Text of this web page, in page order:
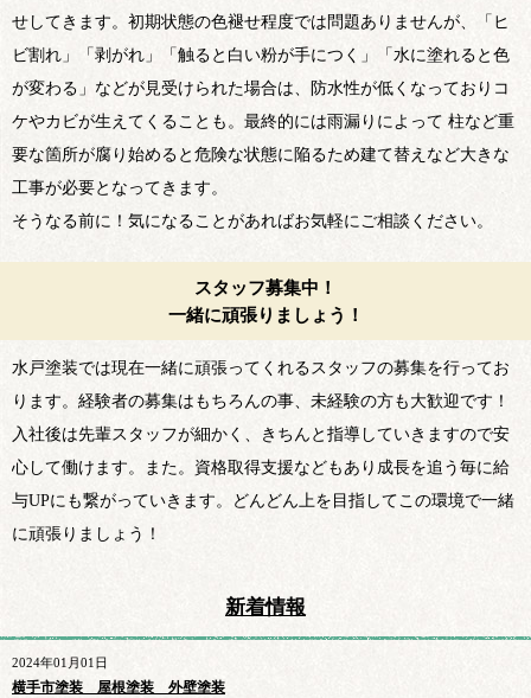
せしてきます。初期状態の色褪せ程度では問題ありませんが、「ヒ
ビ割れ」「剥がれ」「触ると白い粉が手につく」「水に塗れると色
が変わる」などが見受けられた場合は、防水性が低くなっておりコ
ケやカビが生えてくることも。最終的には雨漏りによって 柱など重
要な箇所が腐り始めると危険な状態に陥るため建て替えなど大きな
工事が必要となってきます。
そうなる前に！気になることがあればお気軽にご相談ください。
スタッフ募集中！
一緒に頑張りましょう！
水戸塗装では現在一緒に頑張ってくれるスタッフの募集を行ってお
ります。経験者の募集はもちろんの事、未経験の方も大歓迎です！
入社後は先輩スタッフが細かく、きちんと指導していきますので安
心して働けます。また。資格取得支援などもあり成長を追う毎に給
与UPにも繋がっていきます。どんどん上を目指してこの環境で一緒
に頑張りましょう！
新着情報
2024年01月01日
横手市塗装 屋根塗装 外壁塗装